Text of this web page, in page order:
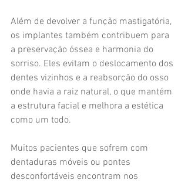
Além de devolver a função mastigatória,
os implantes também contribuem para
a preservação óssea e harmonia do
sorriso. Eles evitam o deslocamento dos
dentes vizinhos e a reabsorção do osso
onde havia a raiz natural, o que mantém
a estrutura facial e melhora a estética
como um todo.
Muitos pacientes que sofrem com
dentaduras móveis ou pontes
desconfortáveis encontram nos